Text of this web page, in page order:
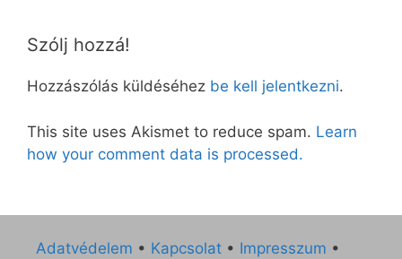
Szólj hozzá!
Hozzászólás küldéséhez be kell jelentkezni.
This site uses Akismet to reduce spam. Learn
how your comment data is processed.
Adatvédelem • Kapcsolat • Impresszum •